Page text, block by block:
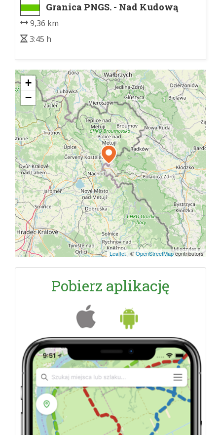
Granica PNGS. - Nad Kudową
9,36 km
3:45 h
+
−
Leaflet |©OpenStreetMapcontributors
Pobierz aplikację